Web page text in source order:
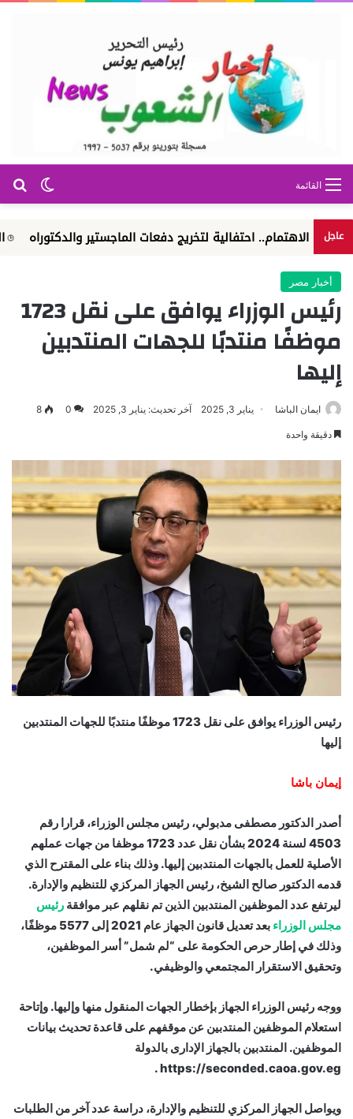
الوضع القائمة
عاجل احتفالية لتخريج دفعات الماجستير والدكتوراه الوكالة
أخبار مصر
رئيس الوزراء يوافق على نقل 1723
موظفًا منتدبًا للجهات المنتدبين
إليها
ايمان الباشا يناير 3, 2025 آخر تحديث: يناير 3, 2025 0
8
دقيقة واحدة
رئيس الوزراء يوافق على نقل 1723 موظفًا منتدبًا للجهات المنتدبين
إليها
إيمان باشا
أصدر الدكتور مصطفى مدبولي، رئيس مجلس الوزراء، قرارا رقم
4503 لسنة 2024 بشأن نقل عدد 1723 موظفا من جهات عملهم
الأصلية للعمل بالجهات المنتدبين إليها. وذلك بناء على المقترح الذي
قدمه الدكتور صالح الشيخ، رئيس الجهاز المركزي للتنظيم والإدارة.
ليرتفع عدد الموظفين المنتدبين الذين تم نقلهم عبر موافقة رئيس
مجلس الوزراء
بعد تعديل قانون الجهاز عام 2021 إلى 5577 موظفًا،
وذلك في إطار حرص الحكومة على “لم شمل” أسر الموظفين،
وتحقيق الاستقرار المجتمعي والوظيفي.
ووجه رئيس الوزراء الجهاز بإخطار الجهات المنقول منها وإليها. وإتاحة
استعلام الموظفين المنتدبين عن موقفهم على قاعدة تحديث بيانات
الموظفين. المنتدبين بالجهاز الإدارى بالدولة
https://seconded.caoa.gov.eg .
ويواصل الجهاز المركزي للتنظيم والإدارة، دراسة عدد آخر من الطلبات